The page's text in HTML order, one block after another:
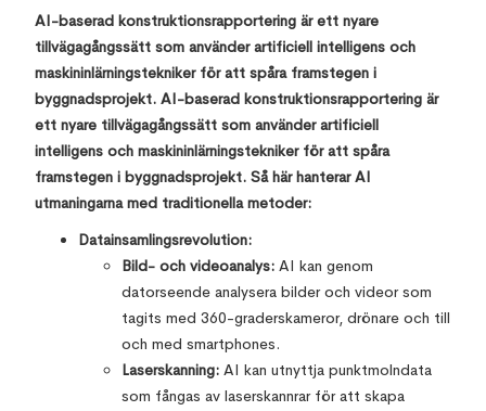
AI-baserad konstruktionsrapportering är ett nyare
tillvägagångssätt som använder artificiell intelligens och
maskininlärningstekniker för att spåra framstegen i
byggnadsprojekt. AI-baserad konstruktionsrapportering är
ett nyare tillvägagångssätt som använder artificiell
intelligens och maskininlärningstekniker för att spåra
framstegen i byggnadsprojekt. Så här hanterar AI
utmaningarna med traditionella metoder:
Datainsamlingsrevolution:
Bild- och videoanalys: AI kan genom
datorseende analysera bilder och videor som
tagits med 360-graderskameror, drönare och till
och med smartphones.
Laserskanning: AI kan utnyttja punktmolndata
som fångas av laserskannrar för att skapa